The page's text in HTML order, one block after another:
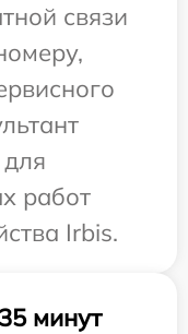
связи
работ
Irbis.
минут